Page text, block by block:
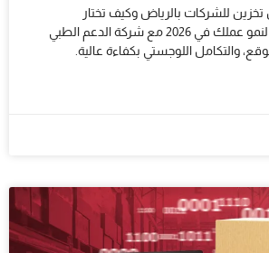
للشركات بالرياض وكيف تختار
المستودع المناسب لنمو عملك في 2026 مع شركة الدعم الطبي
والتكامل اللوجستي بكفاءة عالية.